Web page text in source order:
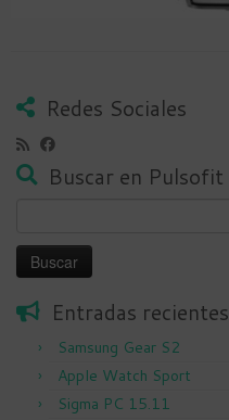
Redes Sociales
Buscar en Pulsofit
Entradas recientes
Samsung Gear S2
Apple Watch Sport
Sigma PC 15.11